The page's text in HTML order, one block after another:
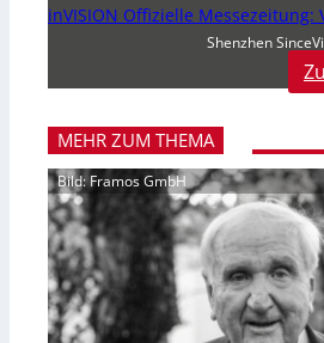
inVISION Offizielle Messezeitung:
Shenzhen
MEHR ZUM THEMA
Bild: Framos GmbH